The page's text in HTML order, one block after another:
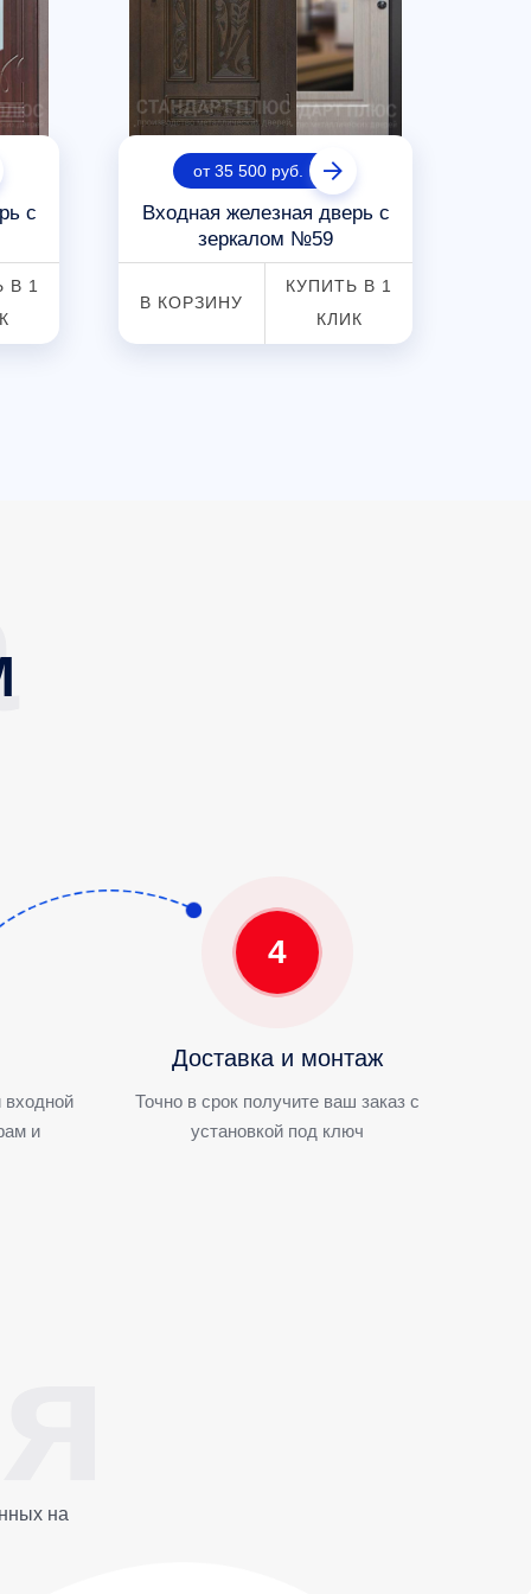
с
В 1
от 35 500 руб.
Входная железная дверь с
зеркалом №59
В КОРЗИНУ
КУПИТЬ В 1
КЛИК
входной
и
4
Доставка и монтаж
Точно в срок получите ваш заказ с
установкой под ключ
на